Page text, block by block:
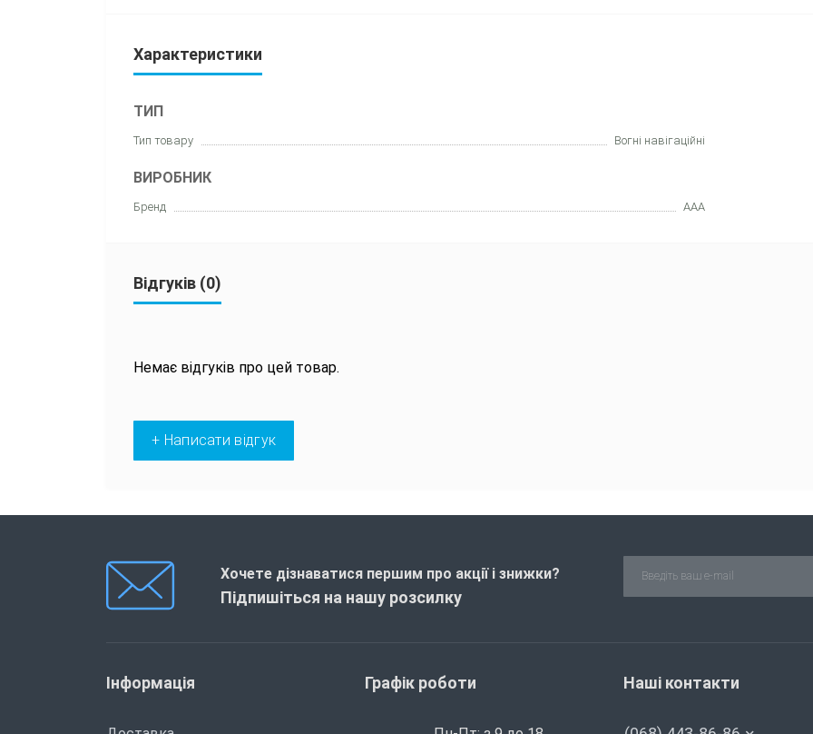
Характеристики
ТИП
Тип товару Вогні навігаційні
ВИРОБНИК
Бренд AAA
Відгуків (0)
Немає відгуків про цей товар.
+ Написати відгук
Хочете дізнаватися першим про акції і знижки?
Підпишіться на нашу розсилку
Інформація Графік роботи Наші контакти